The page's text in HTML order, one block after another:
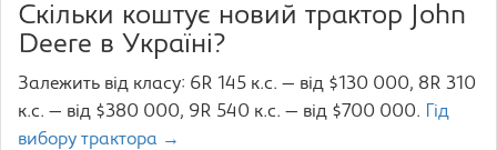
Скільки коштує новий трактор John
Deere в Україні?
Залежить від класу: 6R 145 к.с. — від $130 000, 8R 310
к.с. — від $380 000, 9R 540 к.с. — від $700 000.
Гід
вибору трактора →